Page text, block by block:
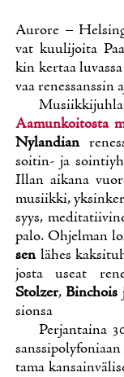
Au­ro­re –
vat kuu­li­joi­ta
kin ker­taa
vaa
Aa­mun­koi­tos­ta
Ny­lan­dian
soi­tin- ja
Il­lan ai­ka­na
musiik­ki,
syys,
pa­lo. Oh­jel­man
sen lä­hes
jos­ta useat
Stolzer, Binc­hois
sion­sa
Per­jan­tai­na
ta­ma